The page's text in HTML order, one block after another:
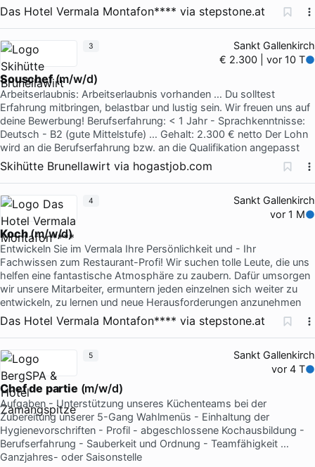
Das Hotel Vermala Montafon**** via stepstone.at
Sankt Gallenkirch
€ 2.300 | vor 10 T
Souschef(m/w/d)
Arbeitserlaubnis: Arbeitserlaubnis vorhanden … Du solltest
Erfahrung mitbringen, belastbar und lustig sein. Wir freuen uns auf
deine Bewerbung! Berufserfahrung: < 1 Jahr - Sprachkenntnisse:
Deutsch - B2 (gute Mittelstufe) … Gehalt: 2.300 € netto Der Lohn
wird an die Berufserfahrung bzw. an die Qualifikation angepasst
Skihütte Brunellawirt via hogastjob.com
3
Sankt Gallenkirch
vor 1 M
Koch(m/w/d)
Entwickeln Sie im Vermala Ihre Persönlichkeit und - Ihr
Fachwissen zum Restaurant-Profi! Wir suchen tolle Leute, die uns
helfen eine fantastische Atmosphäre zu zaubern. Dafür umsorgen
wir unsere Mitarbeiter, ermuntern jeden einzelnen sich weiter zu
entwickeln, zu lernen und neue Herausforderungen anzunehmen
Das Hotel Vermala Montafon**** via stepstone.at
4
Sankt Gallenkirch
vor 4 T
Chefde partie (m/w/d)
Aufgaben - Unterstützung unseres Küchenteams bei der
Zubereitung unserer 5-Gang Wahlmenüs - Einhaltung der
Hygienevorschriften - Profil - abgeschlossene Kochausbildung -
Berufserfahrung - Sauberkeit und Ordnung - Teamfähigkeit …
Ganzjahres- oder Saisonstelle
5